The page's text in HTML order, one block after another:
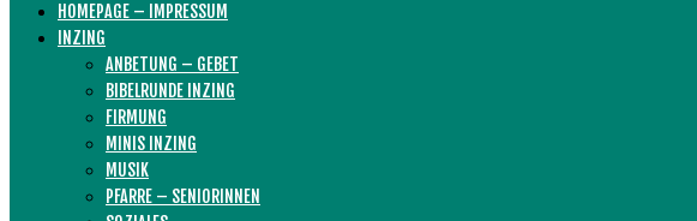
HOMEPAGE – IMPRESSUM
INZING
ANBETUNG – GEBET
BIBELRUNDE INZING
FIRMUNG
MINIS INZING
MUSIK
PFARRE – SENIORINNEN